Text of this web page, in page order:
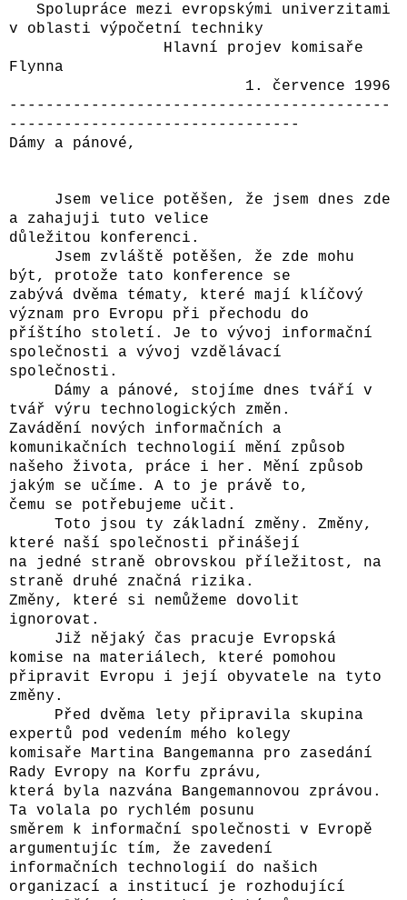
Spolupráce mezi evropskými univerzitami
v oblasti výpočetní techniky
Hlavní projev komisaře
Flynna
1. července 1996
------------------------------------------
--------------------------------
Dámy a pánové,
Jsem velice potěšen, že jsem dnes zde
a zahajuji tuto velice
důležitou konferenci.
Jsem zvláště potěšen, že zde mohu
být, protože tato konference se
zabývá dvěma tématy, které mají klíčový
význam pro Evropu při přechodu do
příštího století. Je to vývoj informační
společnosti a vývoj vzdělávací
společnosti.
Dámy a pánové, stojíme dnes tváří v
tvář výru technologických změn.
Zavádění nových informačních a
komunikačních technologií mění způsob
našeho života, práce i her. Mění způsob
jakým se učíme. A to je právě to,
čemu se potřebujeme učit.
Toto jsou ty základní změny. Změny,
které naší společnosti přinášejí
na jedné straně obrovskou příležitost, na
straně druhé značná rizika.
Změny, které si nemůžeme dovolit
ignorovat.
Již nějaký čas pracuje Evropská
komise na materiálech, které pomohou
připravit Evropu i její obyvatele na tyto
změny.
Před dvěma lety připravila skupina
expertů pod vedením mého kolegy
komisaře Martina Bangemanna pro zasedání
Rady Evropy na Korfu zprávu,
která byla nazvána Bangemannovou zprávou.
Ta volala po rychlém posunu
směrem k informační společnosti v Evropě
argumentujíc tím, že zavedení
informačních technologií do našich
organizací a institucí je rozhodující